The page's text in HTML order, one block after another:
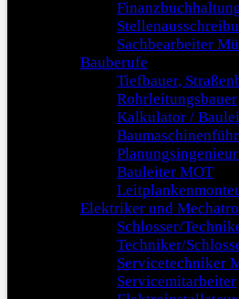
Sachbearbeiter
Bauberufe
Tiefbauer,
Rohrleitungsbauer
Kalkulator /
Bauleiter MOT
Elektriker und
Schlosser/
Techniker/
Servicetechniker
Servicemitarbeiter